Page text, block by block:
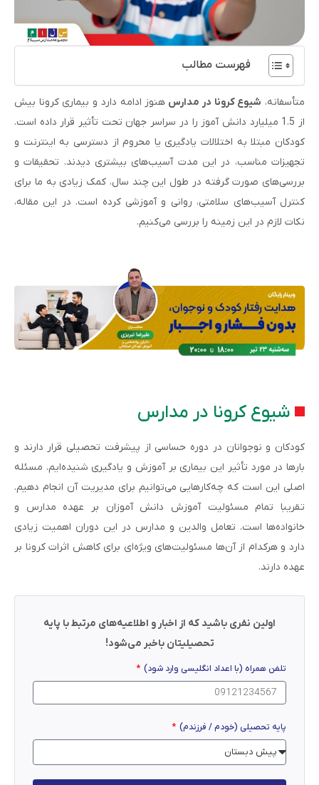
فهرست مطالب
متأسفانه، شیوع کرونا در مدارس هنوز ادامه دارد و بیماری کرونا بیش
از 1.5 میلیارد دانش آموز را در سراسر جهان تحت تأثیر قرار داده است.
کودکان مبتلا به اختلالات یادگیری یا محروم از دسترسی به اینترنت و
تجهیزات مناسب، در این مدت آسیب‌های بیشتری دیدند. تحقیقات و
بررسی‌های صورت گرفته در طول این چند سال، کمک زیادی به ما برای
کنترل آسیب‌های سلامتی، روانی و آموزشی کرده است. در این مقاله،
نکات لازم در این زمینه را بررسی می‌کنیم.
شیوع کرونا در مدارس
کودکان و نوجوانان در دوره حساسی از پیشرفت تحصیلی قرار دارند و
بارها در مورد تأثیر این بیماری بر آموزش و یادگیری شنیده‌ایم. مسئله
اصلی این است که چه‌کارهایی می‌توانیم برای مدیریت آن انجام دهیم.
تقریبا تمام مسئولیت آموزش دانش آموزان بر عهده مدارس و
خانواده‌ها است. تعامل والدین و مدارس در این دوران اهمیت زیادی
دارد و هرکدام از آن‌ها مسئولیت‌های ویژه‌ای برای کاهش اثرات کرونا بر
عهده دارند.
اولین نفری باشید که از اخبار و اطلاعیه‌های مرتبط با پایه
تحصیلیتان باخبر می‌شود!
تلفن همراه (با اعداد انگلیسی وارد شود)
پایه تحصیلی (خودم / فرزندم)